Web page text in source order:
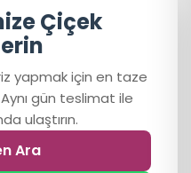
Çiçek
yapmak için en taze
Aynı gün teslimat ile
ulaştırın.
Ara